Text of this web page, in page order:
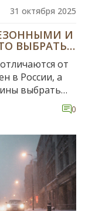
31 октября 2025
И
ВЫБРАТЬ
от
в России, а
выбрать
как не
0